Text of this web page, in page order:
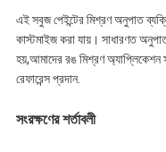
এই সবুজ পেইন্টের মিশ্রণ অনুপাত
কাস্টমাইজ করা যায়। সাধারণত
হয়,আমাদের রঙ মিশ্রণ অ্যাপ্লিকেশন
রেফারেন্স প্রদান.
সংরক্ষণের শর্তাবলী